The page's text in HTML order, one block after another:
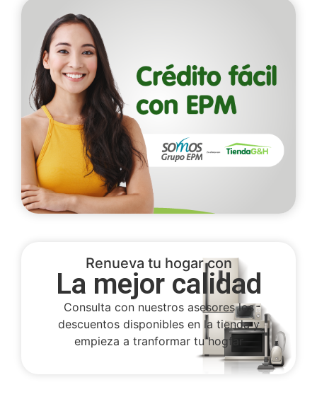
Renueva tu hogar con
La mejor calidad
Consulta con nuestros asesores los
descuentos disponibles en la tienda y
empieza a tranformar tu hogfar